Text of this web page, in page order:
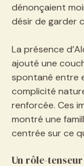
dénonçaient
désir de garder
La présence
ajouté une
spontané entre
complicité
renforcée. Ces
montré une
centrée sur ce
Un rôle-